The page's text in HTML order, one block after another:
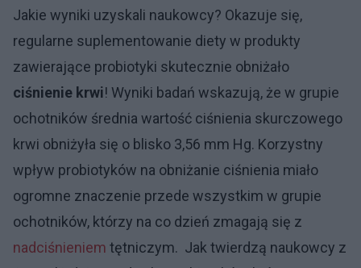
Jakie wyniki uzyskali naukowcy? Okazuje się,
regularne suplementowanie diety w produkty
zawierające probiotyki skutecznie obniżało
ciśnienie krwi! Wyniki badań wskazują, że w grupie
ochotników średnia wartość ciśnienia skurczowego
krwi obniżyła się o blisko 3,56 mm Hg. Korzystny
wpływ probiotyków na obniżanie ciśnienia miało
ogromne znaczenie przede wszystkim w grupie
ochotników, którzy na co dzień zmagają się z
nadciśnieniem tętniczym. Jak twierdzą naukowcy z